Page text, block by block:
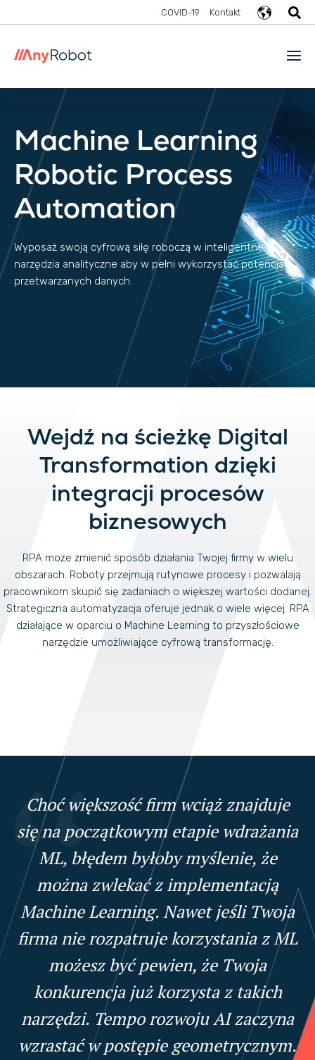
COVID-19 Kontakt
Machine Learning
Robotic Process
Automation
Wyposaż swoją cyfrową siłę roboczą w inteligentne
narzędzia analityczne aby w pełni wykorzystać potencjał
przetwarzanych danych.
Wejdź na ścieżkę Digital
Transformation dzięki
integracji procesów
biznesowych
RPA może zmienić sposób działania Twojej firmy w wielu
obszarach. Roboty przejmują rutynowe procesy i pozwalają
pracownikom skupić się zadaniach o większej wartości dodanej.
Strategiczna automatyzacja oferuje jednak o wiele więcej. RPA
działające w oparciu o Machine Learning to przyszłościowe
narzędzie umożliwiające cyfrową transformację.
Choć większość firm wciąż znajduje
się na początkowym etapie wdrażania
ML, błędem byłoby myślenie, że
można zwlekać z implementacją
Machine Learning. Nawet jeśli Twoja
firma nie rozpatruje korzystania z ML
możesz być pewien, że Twoja
konkurencja już korzysta z takich
narzędzi. Tempo rozwoju AI zaczyna
wzrastać w postępie geometrycznym.